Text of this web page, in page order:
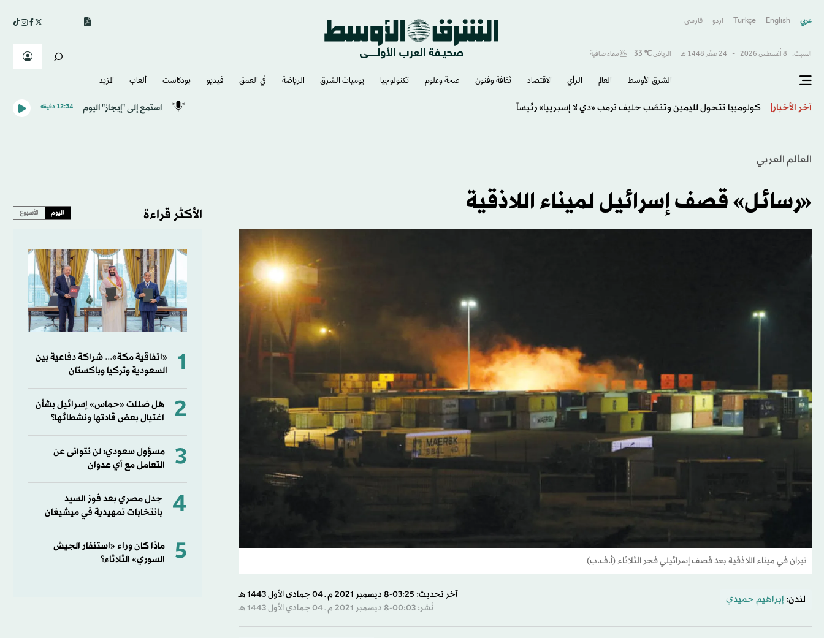
عربي English
Türkçe اردو فارسى
السبت, 8 أغسطس 2026 - 24 صفَر 1448 هـ الرياض℃
33 سماء صافية
الشرق الأوسط​ العالم الرأي الاقتصاد ثقافة وفنون صحة وعلوم تكنولوجيا يوميات الشرق​ الرياضة في العمق فيديو بودكاست ألعاب المزيد
آخر الأخبار
اتفاقية مكة... تعزيز الردع لحماية الاستقرار
استمع إلى "إيجاز" اليوم 12:34 دقيقه
العالم العربي
«رسائل» قصف إسرائيل لميناء اللاذقية
نيران في ميناء اللاذقية بعد قصف إسرائيلي فجر الثلاثاء (أ.ف.ب)
لندن: إبراهيم حميدي
آخر تحديث: 03:25-8 ديسمبر 2021 م ـ 04 جمادي الأول 1443 هـ
نُشر: 00:03-8 ديسمبر 2021 م ـ 04 جمادي الأول 1443 هـ
الأكثر قراءة اليوم الأسبوع
1
«اتفاقية مكة»... شراكة دفاعية بين
السعودية وتركيا وباكستان
2
هل ضللت «حماس» إسرائيل بشأن
اغتيال بعض قادتها ونشطائها؟
3
مسؤول سعودي: لن نتوانى عن
التعامل مع أي عدوان
4
جدل مصري بعد فوز السيد
بانتخابات تمهيدية في ميشيغان
5
ماذا كان وراء «استنفار الجيش
السوري» الثلاثاء؟